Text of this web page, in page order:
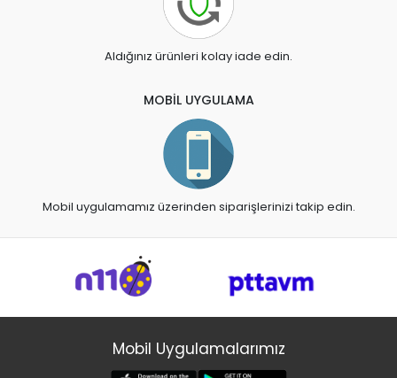
Aldığınız ürünleri kolay iade edin.
MOBİL UYGULAMA
Mobil uygulamamız üzerinden siparişlerinizi takip edin.
Mobil Uygulamalarımız